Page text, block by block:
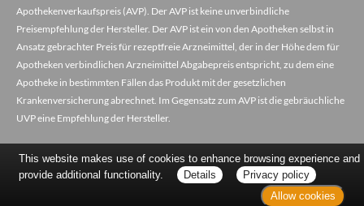
Apothekenverkaufspreis (AVP). Der AVP ist keine unverbindliche
Preisempfehlung der Hersteller. Der AVP ist ein von den Apotheken selbst in
Ansatz gebrachter Preis für rezeptfreie Arzneimittel, der in der Höhe dem für
Apotheken verbindlichen Arzneimittel Abgabepreis entspricht, zu dem eine
Apotheke in bestimmten Fällen das Produkt mit der gesetzlichen
Krankenversicherung abrechnet. Im Gegensatz zum AVP ist die gebräuchliche
UVP eine Empfehlung der Hersteller.
This website makes use of cookies to enhance browsing experience and
provide additional functionality.
Details
Privacy policy
Allow cookies